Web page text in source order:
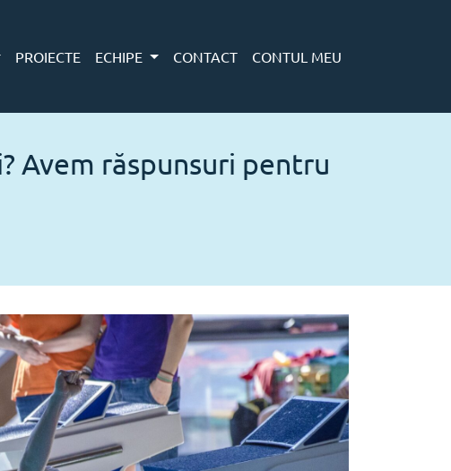
PROIECTE ECHIPE CONTACT CONTUL MEU
Avem răspunsuri pentru